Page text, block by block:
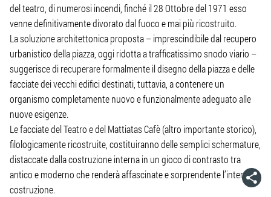
del teatro, di numerosi incendi, finché il 28 Ottobre del 1971 esso
venne definitivamente divorato dal fuoco e mai più ricostruito.
La soluzione architettonica proposta – imprescindibile dal recupero
urbanistico della piazza, oggi ridotta a trafficatissimo snodo viario –
suggerisce di recuperare formalmente il disegno della piazza e delle
facciate dei vecchi edifici destinati, tuttavia, a contenere un
organismo completamente nuovo e funzionalmente adeguato alle
nuove esigenze.
Le facciate del Teatro e del Mattiatas Cafè (altro importante storico),
filologicamente ricostruite, costituiranno delle semplici schermature,
distaccate dalla costruzione interna in un gioco di contrasto tra
antico e moderno che renderà affascinate e sorprendente l’intera
costruzione.